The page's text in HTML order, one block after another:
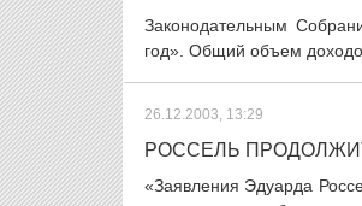
Законодательным
год». Общий объем
26.12.2003, 13:29
РОССЕЛЬ
«Заявления Эдуарда